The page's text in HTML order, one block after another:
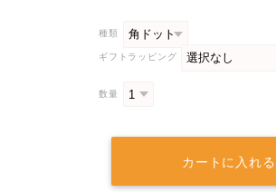
種類
ギフトラッピング
数量
カートに入れる